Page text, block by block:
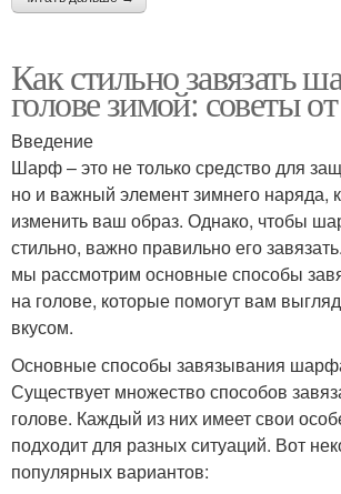
Как стильно завязать
голове зимой: советы
Введение
Шарф – это не только средство для
но и важный элемент зимнего наряда,
изменить ваш образ. Однако, чтобы
стильно, важно правильно его
мы рассмотрим основные способы
на голове, которые помогут вам
вкусом.
Основные способы завязывания
Существует множество способов
голове. Каждый из них имеет свои
подходит для разных ситуаций. Вот
популярных вариантов: